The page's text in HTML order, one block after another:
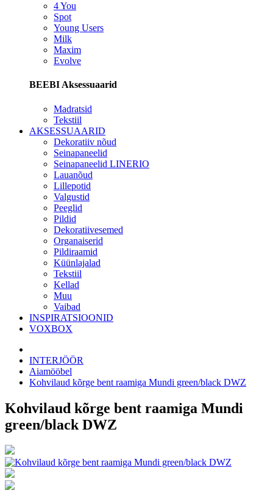
4 You
Spot
Young Users
Milk
Maxim
Evolve
BEEBI Aksessuaarid
Madratsid
Tekstiil
AKSESSUAARID
Dekoratiiv nõud
Seinapaneelid
Seinapaneelid LINERIO
Lauanõud
Lillepotid
Valgustid
Peeglid
Pildid
Dekoratiivesemed
Organaiserid
Pildiraamid
Küünlajalad
Tekstiil
Kellad
Muu
Vaibad
INSPIRATSIOONID
VOXBOX
INTERJÖÖR
Aiamööbel
Kohvilaud kõrge bent raamiga Mundi green/black DWZ
Kohvilaud kõrge bent raamiga Mundi
green/black DWZ